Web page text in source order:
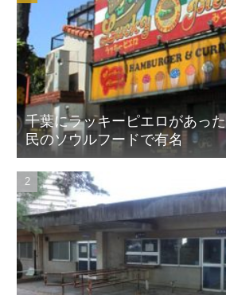
千葉にラッキーピエロがあっ
民のソウルフードで有名